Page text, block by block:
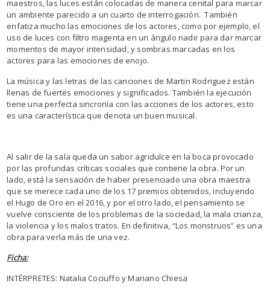
maestros, las luces están colocadas de manera cenital para marcar
un ambiente parecido a un cuarto de interrogación. También
enfatiza mucho las emociones de los actores, como por ejemplo, el
uso de luces con filtro magenta en un ángulo nadir para dar marcar
momentos de mayor intensidad, y sombras marcadas en los
actores para las emociones de enojo.
La música y las letras de las canciones de Martin Rodriguez están
llenas de fuertes emociones y significados. También la ejecución
tiene una perfecta sincronía con las acciones de los actores, esto
es una característica que denota un buen musical.
Al salir de la sala queda un sabor agridulce en la boca provocado
por las profundas críticas sociales que contiene la obra. Por un
lado, está la sensación de haber presenciado una obra maestra
que se merece cada uno de los 17 premios obtenidos, incluyendo
el Hugo de Oro en el 2016, y por el otro lado, el pensamiento se
vuelve consciente de los problemas de la sociedad, la mala crianza,
la violencia y los malos tratos. En definitiva, “Los monstruos” es una
obra para verla más de una vez.
Ficha:
INTÉRPRETES: Natalia Cociuffo y Mariano Chiesa